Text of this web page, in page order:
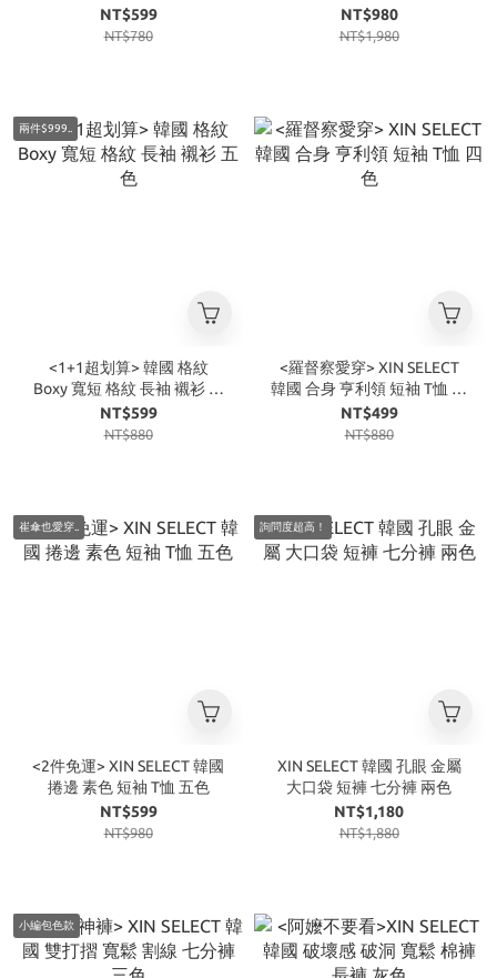
素TEE 三色
NT$599
NT$780
褲
NT$980
NT$1,980
兩件$999..
<1+1超划算> 韓國 格紋
Boxy 寬短 格紋 長袖 襯衫 五
色
NT$599
NT$880
<羅督察愛穿> XIN SELECT
韓國 合身 亨利領 短袖 T恤 四
色
NT$499
NT$880
崔傘也愛穿..
<2件免運> XIN SELECT 韓國
捲邊 素色 短袖 T恤 五色
NT$599
NT$980
詢問度超高！
XIN SELECT 韓國 孔眼 金屬
大口袋 短褲 七分褲 兩色
NT$1,180
NT$1,880
小編包色款